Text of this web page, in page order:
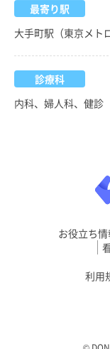
最寄り駅
大手町駅（東京メト
診療科
内科、婦人科、健診
お役立ち情
利用